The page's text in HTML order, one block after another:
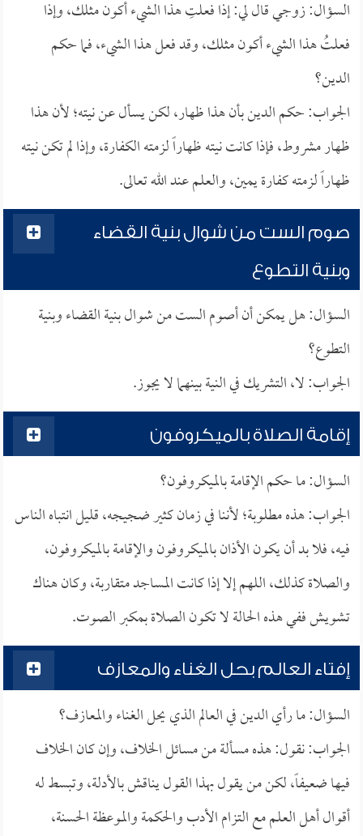
السؤال: زوجي قال لي: إذا فعلتِ هذا الشيء أكون مثلك، وإذا
فعلتُ هذا الشيء أكون مثلك، وقد فعل هذا الشيء، فما حكم
الدين؟
الجواب: حكم الدين بأن هذا ظهار، لكن يسأل عن نيته؛ لأن هذا
ظهار مشروط، فإذا كانت نيته ظهاراً لزمته الكفارة، وإذا لم تكن نيته
ظهاراً لزمته كفارة يمين، والعلم عند الله تعالى.
صوم الست من شوال بنية القضاء
وبنية التطوع
السؤال: هل يمكن أن أصوم الست من شوال بنية القضاء وبنية
التطوع؟
الجواب: لا، التشريك في النية بينهما لا يجوز.
إقامة الصلاة بالميكروفون
السؤال: ما حكم الإقامة بالميكروفون؟
الجواب: هذه مطلوبة؛ لأننا في زمان كثير ضجيجه، قليل انتباه الناس
فيه، فلا بد أن يكون الأذان بالميكروفون والإقامة بالميكروفون،
والصلاة كذلك، اللهم إلا إذا كانت المساجد متقاربة، وكان هناك
تشويش ففي هذه الحالة لا تكون الصلاة بمكبر الصوت.
إفتاء العالم بحل الغناء والمعازف
السؤال: ما رأي الدين في العالم الذي يحل الغناء والمعازف؟
الجواب: نقول: هذه مسألة من مسائل الخلاف، وإن كان الخلاف
فيها ضعيفاً، لكن من يقول بهذا القول يناقش بالأدلة، وتبسط له
أقوال أهل العلم مع التزام الأدب والحكمة والموعظة الحسنة،